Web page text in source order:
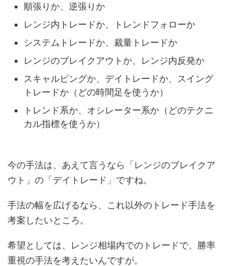
順張りか、逆張りか
レンジ内トレードか、トレンドフォローか
システムトレードか、裁量トレードか
レンジのブレイクアウトか、レンジ内反発か
スキャルピングか、デイトレードか、スイング
トレードか（どの時間足を使うか）
トレンド系か、オシレーター系か（どのテクニ
カル指標を使うか）
今の手法は、あえて言うなら「レンジのブレイクア
ウト」の「デイトレード」ですね。
手法の幅を広げるなら、これ以外のトレード手法を
考案したいところ。
希望としては、レンジ相場内でのトレードで、勝率
重視の手法を考えたいんですが。